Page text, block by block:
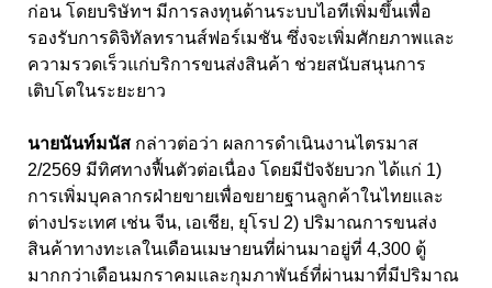
ก่อน โดยบริษัทฯ มีการลงทุนด้านระบบไอทีเพิ่มขึ้นเพื่อ
รองรับการดิจิทัลทรานส์ฟอร์เมชัน ซึ่งจะเพิ่มศักยภาพและ
ความรวดเร็วแก่บริการขนส่งสินค้า ช่วยสนับสนุนการ
เติบโตในระยะยาว
นายนันท์มนัส กล่าวต่อว่า ผลการดำเนินงานไตรมาส
2/2569 มีทิศทางฟื้นตัวต่อเนื่อง โดยมีปัจจัยบวก ได้แก่ 1)
การเพิ่มบุคลากรฝ่ายขายเพื่อขยายฐานลูกค้าในไทยและ
ต่างประเทศ เช่น จีน, เอเชีย, ยุโรป 2) ปริมาณการขนส่ง
สินค้าทางทะเลในเดือนเมษายนที่ผ่านมาอยู่ที่ 4,300 ตู้
มากกว่าเดือนมกราคมและกุมภาพันธ์ที่ผ่านมาที่มีปริมาณ